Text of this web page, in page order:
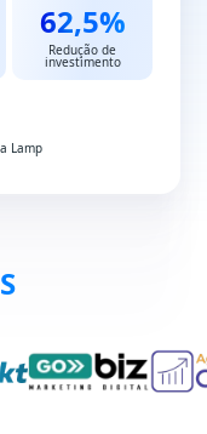
62,5%
Redução de
investimento
Lamp